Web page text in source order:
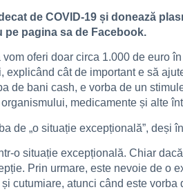
de COVID-19 și donează
pe pagina sa de Facebook.
oferi doar circa 1.000 de euro
cât de important e să
de bani cash, e vorba de un
medicamente și alte
de „o situație excepțională”,
o situație excepțională. Chiar
Prin urmare, este nevoie de o
cutumiare, atunci când este